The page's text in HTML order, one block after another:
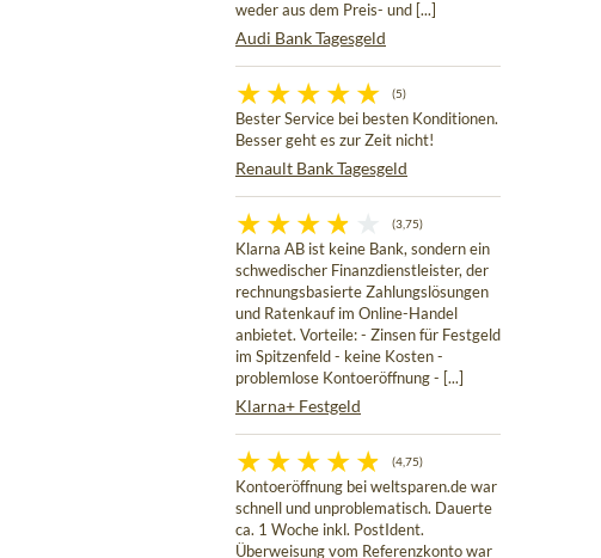
weder aus dem Preis- und [...]
Audi Bank Tagesgeld
(5)
Bester Service bei besten Konditionen.
Besser geht es zur Zeit nicht!
Renault Bank Tagesgeld
(3,75)
Klarna AB ist keine Bank, sondern ein
schwedischer Finanzdienstleister, der
rechnungsbasierte Zahlungslösungen
und Ratenkauf im Online-Handel
anbietet. Vorteile: - Zinsen für Festgeld
im Spitzenfeld - keine Kosten -
problemlose Kontoeröffnung - [...]
Klarna+ Festgeld
(4,75)
Kontoeröffnung bei weltsparen.de war
schnell und unproblematisch. Dauerte
ca. 1 Woche inkl. PostIdent.
Überweisung vom Referenzkonto war